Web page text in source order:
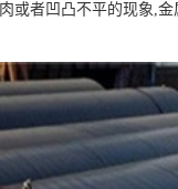
者凹凸不平的现象,金